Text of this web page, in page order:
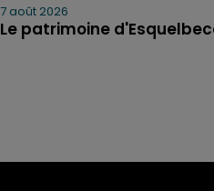
7 août 2026
Le patrimoine